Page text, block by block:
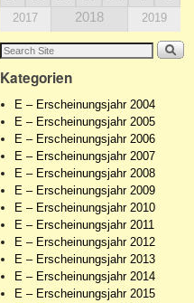
2017 2018 2019
Kategorien
E – Erscheinungsjahr 2004
E – Erscheinungsjahr 2005
E – Erscheinungsjahr 2006
E – Erscheinungsjahr 2007
E – Erscheinungsjahr 2008
E – Erscheinungsjahr 2009
E – Erscheinungsjahr 2010
E – Erscheinungsjahr 2011
E – Erscheinungsjahr 2012
E – Erscheinungsjahr 2013
E – Erscheinungsjahr 2014
E – Erscheinungsjahr 2015